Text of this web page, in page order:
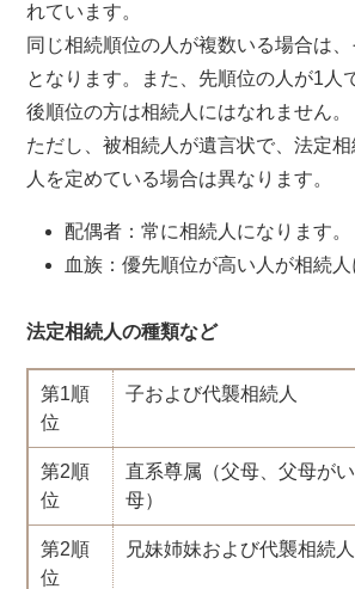
れています。
同じ相続順位の人が複数いる場合は
となります。また、先順位の人が1人
後順位の方は相続人にはなれません。
ただし、被相続人が遺言状で、法定
人を定めている場合は異なります。
配偶者：常に相続人になります。
血族：優先順位が高い人が相続人
法定相続人の種類など
第1順
位
子および代襲相続人
第2順
位
直系尊属（父母、父母が
母）
第2順
位
兄妹姉妹および代襲相続人